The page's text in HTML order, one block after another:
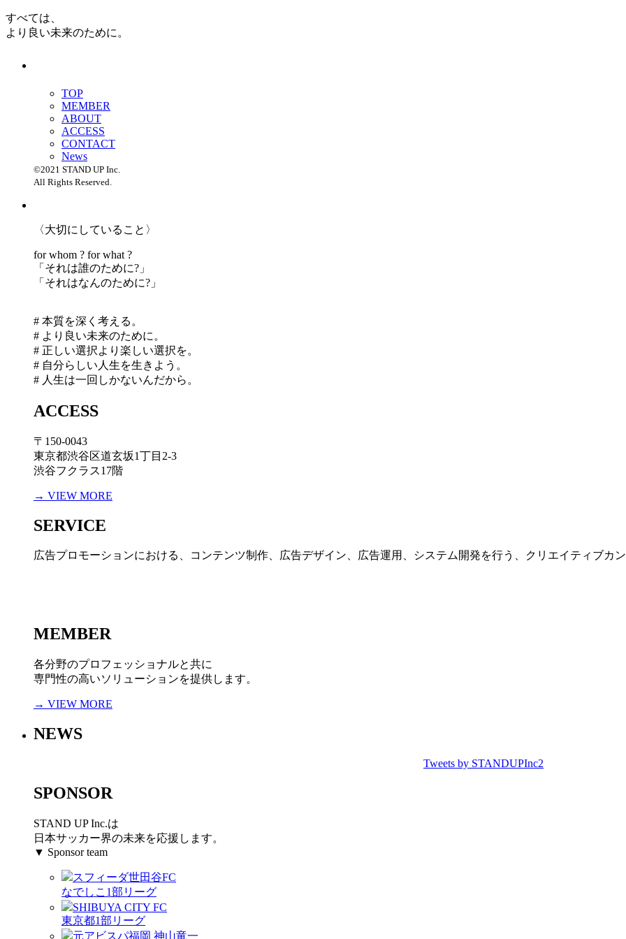
すべては、
より良い未来のために。
TOP
MEMBER
ABOUT
ACCESS
CONTACT
News
©2021 STAND UP Inc.
All Rights Reserved.
〈大切にしていること〉
for whom ? for what ?
「 それは誰のために?」
「 それはなんのために?」
# 本質を深く考える。
# より良い未来のために。
# 正しい選択より楽しい選択を。
# 自分らしい人生を生きよう。
# 人生は一回しかないんだから。
ACCESS
〒150-0043
東京都渋谷区道玄坂1丁目2-3
渋谷フクラス17階
→ VIEW MORE
SERVICE
広告プロモーションにおける、コンテンツ制作、広告デザイン、広告運用、システム開発を行う、 クリエイティブカ
MEMBER
各分野のプロフェッショナルと共に
専門性の高いソリューションを提供します。
→ VIEW MORE
NEWS
Tweets by STANDUPInc2
SPONSOR
STAND UP Inc.は
日本サッカー界の未来を応援します。
▼ Sponsor team
スフィーダ世田谷FC
なでしこ1部リーグ
SHIBUYA CITY FC
東京都1部リーグ
元アビスパ福岡 神山竜一